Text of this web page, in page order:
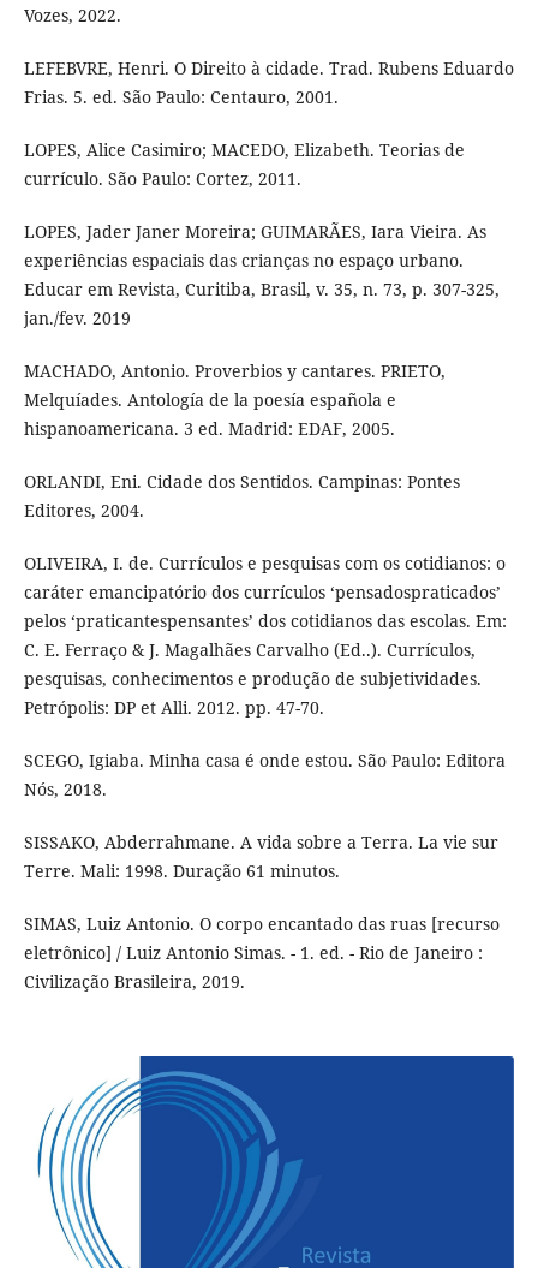
Vozes, 2022.
LEFEBVRE, Henri. O Direito à cidade. Trad. Rubens Eduardo
Frias. 5. ed. São Paulo: Centauro, 2001.
LOPES, Alice Casimiro; MACEDO, Elizabeth. Teorias de
currículo. São Paulo: Cortez, 2011.
LOPES, Jader Janer Moreira; GUIMARÃES, Iara Vieira. As
experiências espaciais das crianças no espaço urbano.
Educar em Revista, Curitiba, Brasil, v. 35, n. 73, p. 307-325,
jan./fev. 2019
MACHADO, Antonio. Proverbios y cantares. PRIETO,
Melquíades. Antología de la poesía española e
hispanoamericana. 3 ed. Madrid: EDAF, 2005.
ORLANDI, Eni. Cidade dos Sentidos. Campinas: Pontes
Editores, 2004.
OLIVEIRA, I. de. Currículos e pesquisas com os cotidianos: o
caráter emancipatório dos currículos ‘pensadospraticados’
pelos ‘praticantespensantes’ dos cotidianos das escolas. Em:
C. E. Ferraço & J. Magalhães Carvalho (Ed..). Currículos,
pesquisas, conhecimentos e produção de subjetividades.
Petrópolis: DP et Alli. 2012. pp. 47-70.
SCEGO, Igiaba. Minha casa é onde estou. São Paulo: Editora
Nós, 2018.
SISSAKO, Abderrahmane. A vida sobre a Terra. La vie sur
Terre. Mali: 1998. Duração 61 minutos.
SIMAS, Luiz Antonio. O corpo encantado das ruas [recurso
eletrônico] / Luiz Antonio Simas. - 1. ed. - Rio de Janeiro :
Civilização Brasileira, 2019.